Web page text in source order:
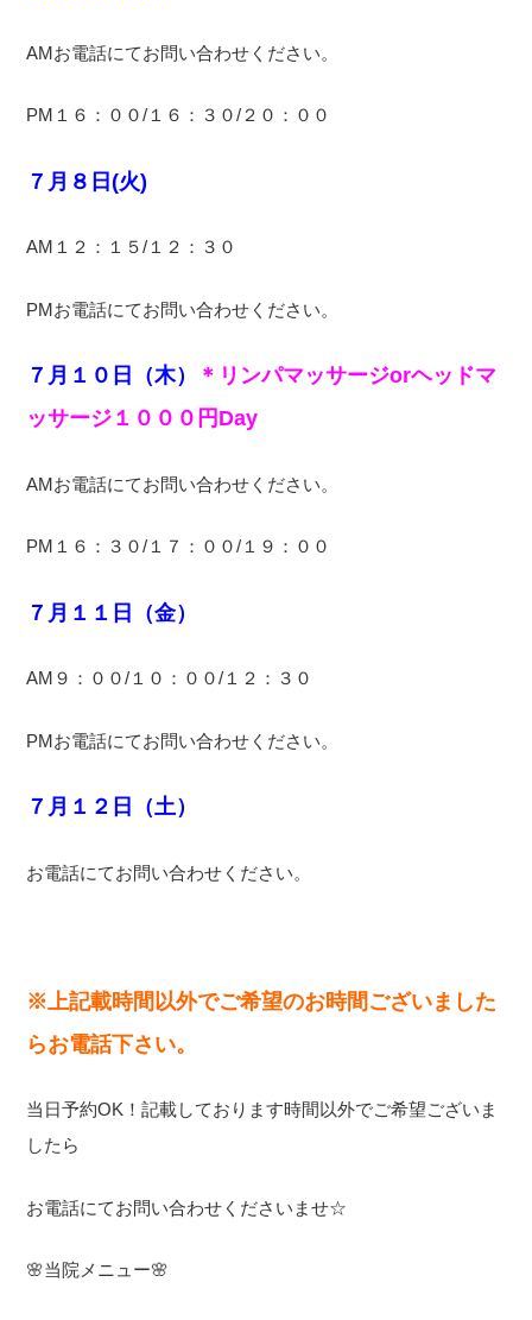
AMお電話にてお問い合わせください。
PM１６：００/１６：３０/２０：００
７月８日(火)
AM１２：１５/１２：３０
PMお電話にてお問い合わせください。
７月１０日（木）
＊リンパマッサージorヘッドマ
ッサージ１０００円Day
AMお電話にてお問い合わせください。
PM１６：３０/１７：００/１９：００
７月１１日（金）
AM９：００/１０：００/１２：３０
PMお電話にてお問い合わせください。
７ 月１２ 日（土）
お電話にてお問い合わせください。
※上記載時間以外でご希望のお時間ございました
らお電話下さい。
当日予約OK！記載しております時間以外でご希望ございま
したら
お電話にてお問い合わせくださいませ☆
🌸当院メニュー🌸